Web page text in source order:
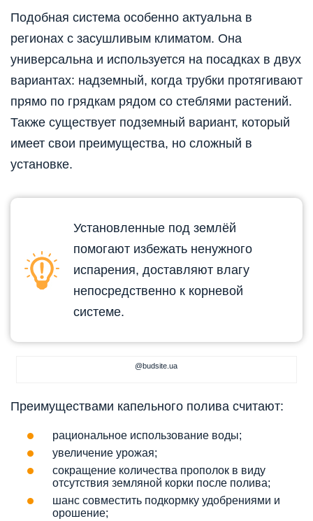
Подобная система особенно актуальна в
регионах с засушливым климатом. Она
универсальна и используется на посадках в двух
вариантах: надземный, когда трубки протягивают
прямо по грядкам рядом со стеблями растений.
Также существует подземный вариант, который
имеет свои преимущества, но сложный в
установке.
Установленные под землёй
помогают избежать ненужного
испарения, доставляют влагу
непосредственно к корневой
системе.
@budsite.ua
Преимуществами капельного полива считают:
рациональное использование воды;
увеличение урожая;
сокращение количества прополок в виду
отсутствия земляной корки после полива;
шанс совместить подкормку удобрениями и
орошение;